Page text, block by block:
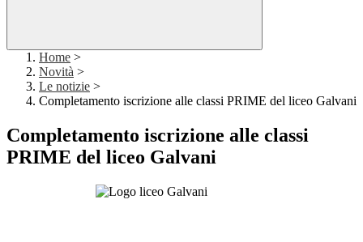
Home >
Novità >
Le notizie >
Completamento iscrizione alle classi PRIME del liceo Galvani
Completamento iscrizione alle classi
PRIME del liceo Galvani